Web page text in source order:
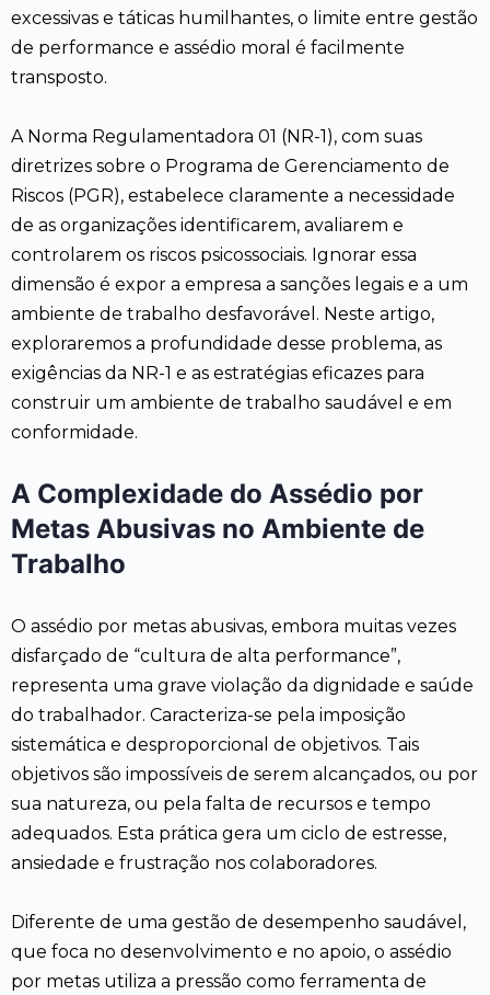
excessivas e táticas humilhantes, o limite entre gestão
de performance e assédio moral é facilmente
transposto.
A Norma Regulamentadora 01 (NR-1), com suas
diretrizes sobre o Programa de Gerenciamento de
Riscos (PGR), estabelece claramente a necessidade
de as organizações identificarem, avaliarem e
controlarem os riscos psicossociais. Ignorar essa
dimensão é expor a empresa a sanções legais e a um
ambiente de trabalho desfavorável. Neste artigo,
exploraremos a profundidade desse problema, as
exigências da NR-1 e as estratégias eficazes para
construir um ambiente de trabalho saudável e em
conformidade.
A Complexidade do Assédio por
Metas Abusivas no Ambiente de
Trabalho
O assédio por metas abusivas, embora muitas vezes
disfarçado de “cultura de alta performance”,
representa uma grave violação da dignidade e saúde
do trabalhador. Caracteriza-se pela imposição
sistemática e desproporcional de objetivos. Tais
objetivos são impossíveis de serem alcançados, ou por
sua natureza, ou pela falta de recursos e tempo
adequados. Esta prática gera um ciclo de estresse,
ansiedade e frustração nos colaboradores.
Diferente de uma gestão de desempenho saudável,
que foca no desenvolvimento e no apoio, o assédio
por metas utiliza a pressão como ferramenta de